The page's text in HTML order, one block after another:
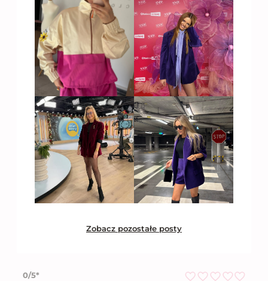
Zobacz pozostałe posty
0/5*